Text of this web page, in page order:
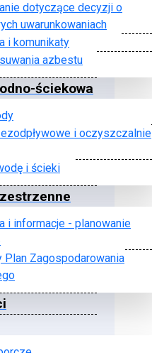
dotyczące decyzji o
uwarunkowaniach
i komunikaty
azbestu
ściekowa
i oczyszczalnie
i ścieki
i informacje - planowanie
Plan Zagospodarowania